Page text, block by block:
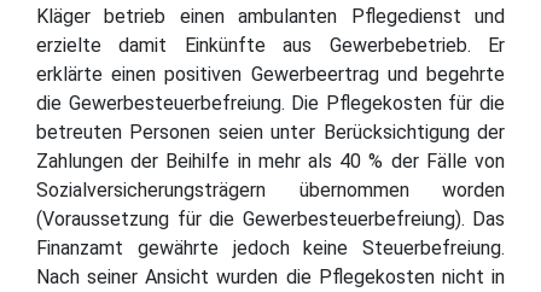
Kläger betrieb einen ambulanten Pflegedienst und
erzielte damit Einkünfte aus Gewerbebetrieb. Er
erklärte einen positiven Gewerbeertrag und begehrte
die Gewerbesteuerbefreiung. Die Pflegekosten für die
betreuten Personen seien unter Berücksichtigung der
Zahlungen der Beihilfe in mehr als 40 % der Fälle von
Sozialversicherungsträgern übernommen worden
(Voraussetzung für die Gewerbesteuerbefreiung). Das
Finanzamt gewährte jedoch keine Steuerbefreiung.
Nach seiner Ansicht wurden die Pflegekosten nicht in